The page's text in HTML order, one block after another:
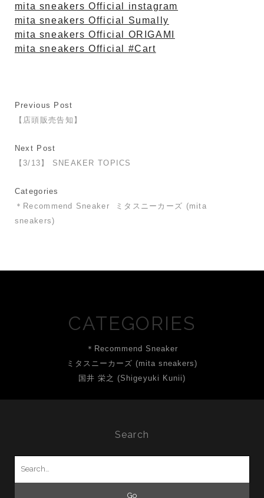
mita sneakers Official instagram
mita sneakers Official Sumally
mita sneakers Official ORIGAMI
mita sneakers Official #Cart
Previous Post
【店頭販売告知】
Next Post
【3/13】 SNEAKER TOPICS
Categories
＊Recommend Sneaker
ミタスニーカーズ (mita
sneakers)
CATEGORIES
＊Recommend Sneaker
ミタスニーカーズ (mita sneakers)
国井 栄之 (Shigeyuki Kunii)
Search